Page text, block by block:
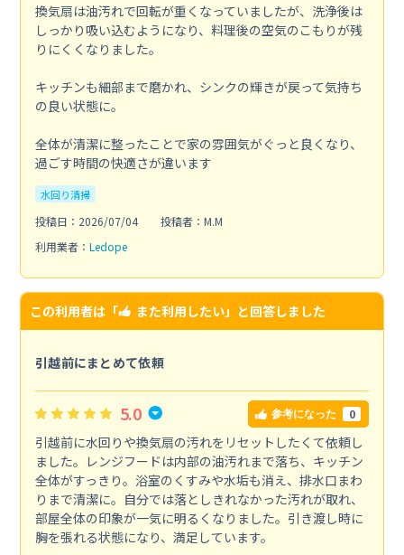
換気扇は油汚れで回転が重くなっていましたが、洗浄後は
しっかり吸い込むようになり、料理後の空気のこもりが残
りにくくなりました。
キッチンも細部まで磨かれ、シンクの輝きが戻って気持ち
の良い状態に。
全体が清潔に整ったことで家の雰囲気がぐっと良くなり、
過ごす時間の快適さが違います
水回り清掃
投稿日：2026/07/04
投稿者：M.M
利用業者： Ledope
この利用者は「 また利用したい」と回答しました
引越前にまとめて依頼
5.0 参考になった 0
引越前に水回りや換気扇の汚れをリセットしたくて依頼し
ました。レンジフードは内部の油汚れまで落ち、キッチン
全体がすっきり。浴室のくすみや水垢も消え、排水口まわ
りまで清潔に。自分では落としきれなかった汚れが取れ、
部屋全体の印象が一気に明るくなりました。引き渡し時に
胸を張れる状態になり、満足しています。